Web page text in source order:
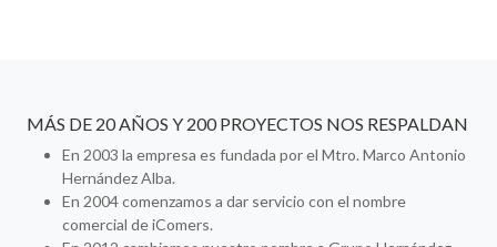
MÁS DE 20 AÑOS Y 200 PROYECTOS NOS RESPALDAN
En 2003 la empresa es fundada por el Mtro. Marco Antonio
Hernández Alba.
En 2004 comenzamos a dar servicio con el nombre
comercial de iComers.